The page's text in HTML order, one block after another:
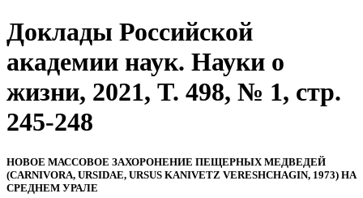
Доклады Российской
академии наук. Науки о
жизни, 2021, T. 498, № 1, стр.
245-248
НОВОЕ МАССОВОЕ ЗАХОРОНЕНИЕ ПЕЩЕРНЫХ МЕДВЕДЕЙ
(CARNIVORA, URSIDAE, URSUS KANIVETZ VERESHCHAGIN, 1973) НА
СРЕДНЕМ УРАЛЕ